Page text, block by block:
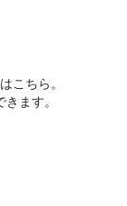
こちら。
ます。